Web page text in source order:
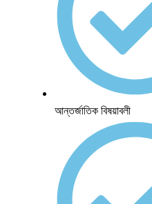
আন্তর্জাতিক বিষয়াবলী